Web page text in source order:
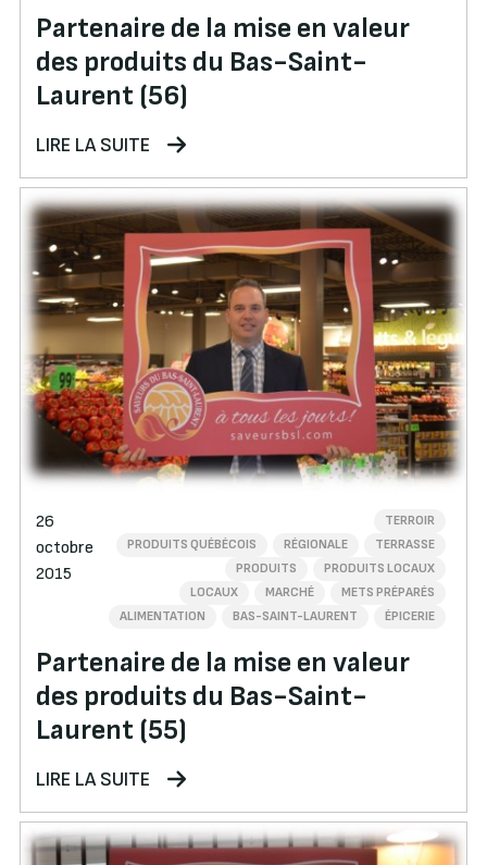
Partenaire de la mise en valeur
des produits du Bas-Saint-
Laurent (56)
LIRE LA SUITE
26
octobre
2015
ALIMENTATION BAS-SAINT-LAURENT ÉPICERIE
LOCAUX MARCHÉ METS PRÉPARÉS
PRODUITS PRODUITS LOCAUX
PRODUITS QUÉBÉCOIS RÉGIONALE TERRASSE
TERROIR
Partenaire de la mise en valeur
des produits du Bas-Saint-
Laurent (55)
LIRE LA SUITE